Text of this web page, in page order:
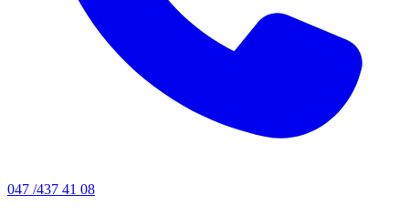
047 /437 41 08